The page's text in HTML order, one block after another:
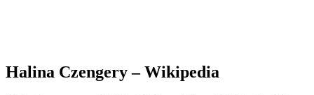
Halina Czengery – Wikipedia